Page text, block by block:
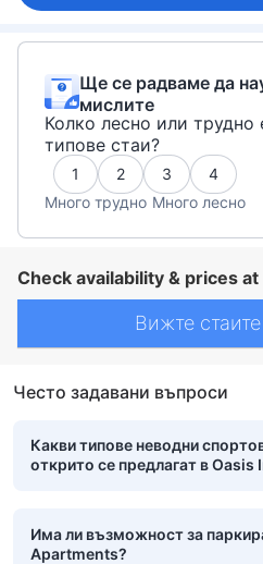
Ще се радваме да
мислите
Колко лесно или трудно
типове стаи?
1 2 3
4
Много трудно Много лесно
Check availability & prices
Вижте
Често задавани въпроси
Какви типове неводни
открито се предлагат в
Има ли възможност за
Apartments?